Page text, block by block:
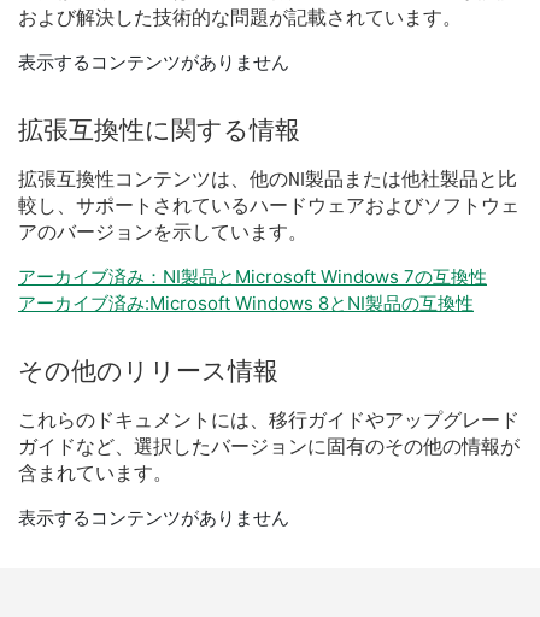
および解決した技術的な問題が記載されてい ます。
表示するコンテンツがありません
拡張互換性に関する情報
拡張互換性コンテンツは、 他のNI製品 または他社製品と 比
較 し、 サポート されているハードウェアおよびソフトウェ
アのバージョンを示してい ます。
アーカイブ済み：NI製品とMicrosoft Windows 7の互換性
アーカイブ済み:Microsoft Windows 8とNI製品の互換性
その他の リリース情報
これらの ドキュメント には、 移行ガイドやアップグレード
ガイドなど、 選択 したバージョンに固有のその他の情報が
含 まれてい ます。
表示するコンテンツがありません